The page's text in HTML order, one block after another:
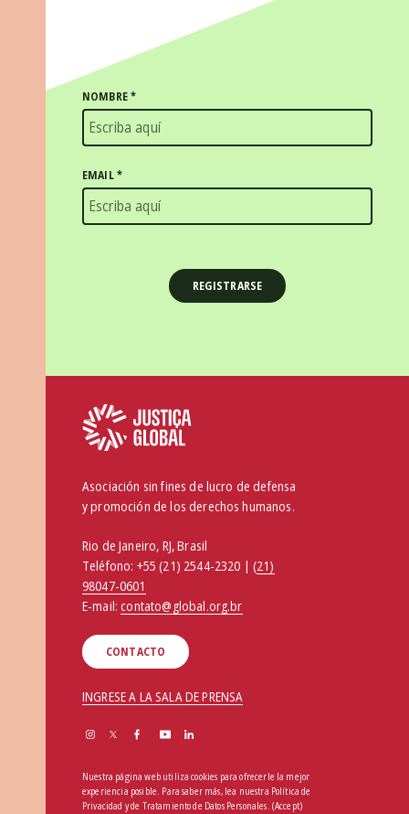
NOMBRE*
EMAIL*
Asociación sin fines de lucro de defensa
y promoción de los derechos humanos.
Rio de Janeiro, RJ, Brasil
Teléfono: +55 (21) 2544-2320 | (21)
98047-0601
E-mail:contato@global.org.br
CONTACTO
INGRESE A LA SALA DE PRENSA
Nuestra página web utiliza cookies para ofrecerle la mejor
experiencia posible. Para saber más, lea nuestra Política de
Privacidad y de Tratamiento de Datos Personales (Accept)